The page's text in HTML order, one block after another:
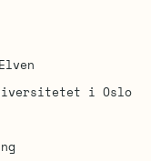
i Oslo